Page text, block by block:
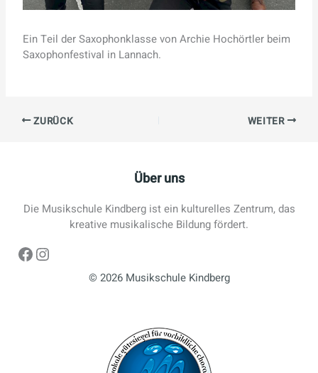
Ein Teil der Saxophonklasse von Archie Hochörtler beim
Saxophonfestival in Lannach.
ZURÜCK WEITER
Über uns
Die Musikschule Kindberg ist ein kulturelles Zentrum, das
kreative musikalische Bildung fördert.
Facebook
Instagram
© 2026 Musikschule Kindberg